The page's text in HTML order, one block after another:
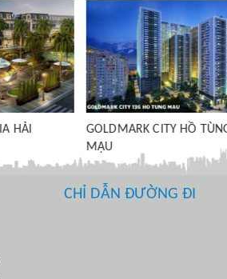
GOLDMARK CITY HỒ TÙNG
CHỈ DẪN ĐƯỜNG ĐI